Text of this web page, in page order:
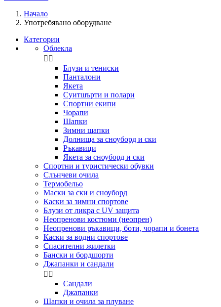
Начало
Употребявано оборудване
Категории
Облекла
 
Блузи и тениски
Панталони
Якета
Суитшърти и полари
Спортни екипи
Чорапи
Шапки
Зимни шапки
Долнища за сноуборд и ски
Ръкавици
Якета за сноуборд и ски
Спортни и туристически обувки
Слънчеви очила
Термобельо
Маски за ски и сноуборд
Каски за зимни спортове
Блузи от ликра с UV защита
Неопренови костюми (неопрен)
Неопренови ръкавици, боти, чорапи и бонета
Каски за водни спортове
Спасителни жилетки
Бански и бордшорти
Джапанки и сандали
 
Сандали
Джапанки
Шапки и очила за плуване